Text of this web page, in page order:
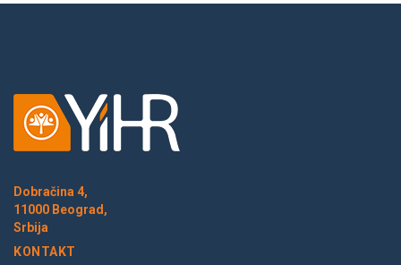
Dobračina 4,
11000 Beograd,
Srbija
KONTAKT